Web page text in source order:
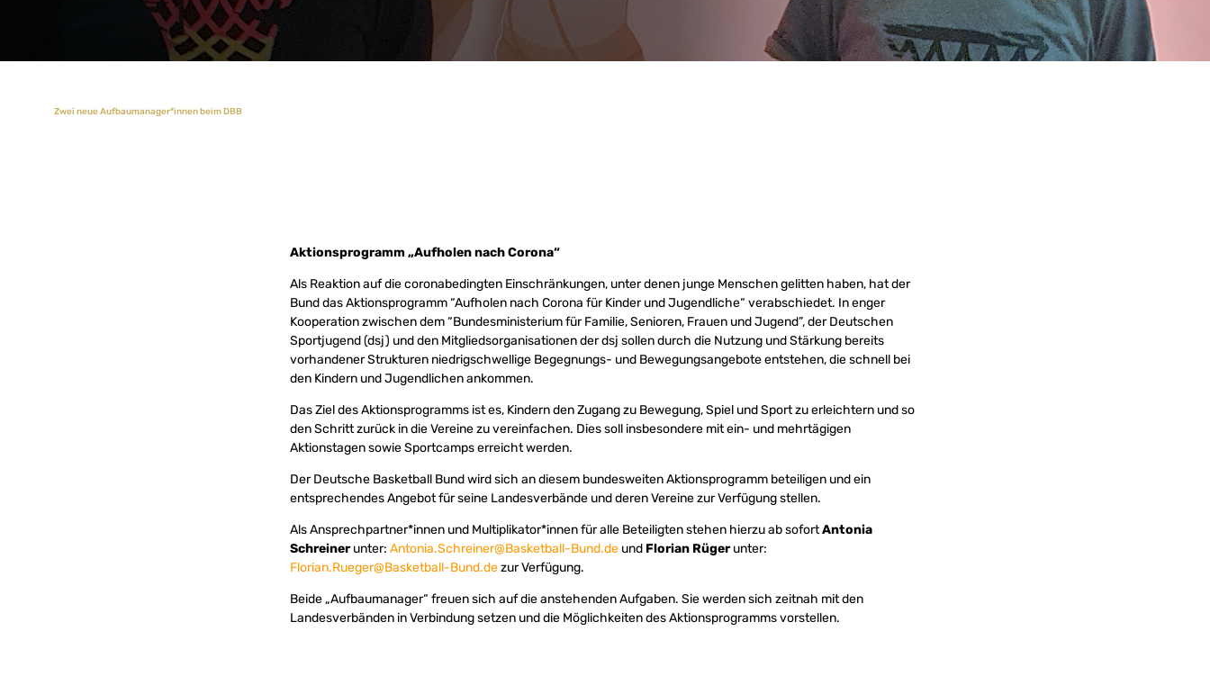
Zwei neue Aufbaumanager*innen beim DBB
Aktionsprogramm „Aufholen nach Corona“
Als Reaktion auf die coronabedingten Einschränkungen, unter denen junge Menschen gelitten haben, hat der
Bund das Aktionsprogramm “Aufholen nach Corona für Kinder und Jugendliche“ verabschiedet. In enger
Kooperation zwischen dem “Bundesministerium für Familie, Senioren, Frauen und Jugend”, der Deutschen
Sportjugend (dsj) und den Mitgliedsorganisationen der dsj sollen durch die Nutzung und Stärkung bereits
vorhandener Strukturen niedrigschwellige Begegnungs- und Bewegungsangebote entstehen, die schnell bei
den Kindern und Jugendlichen ankommen.
Das Ziel des Aktionsprogramms ist es, Kindern den Zugang zu Bewegung, Spiel und Sport zu erleichtern und so
den Schritt zurück in die Vereine zu vereinfachen. Dies soll insbesondere mit ein- und mehrtägigen
Aktionstagen sowie Sportcamps erreicht werden.
Der Deutsche Basketball Bund wird sich an diesem bundesweiten Aktionsprogramm beteiligen und ein
entsprechendes Angebot für seine Landesverbände und deren Vereine zur Verfügung stellen.
Als Ansprechpartner*innen und Multiplikator*innen für alle Beteiligten stehen hierzu ab sofortAntonia
Schreinerunter: Antonia.Schreiner@Basketball-Bund.de und Florian Rügerunter:
Florian.Rueger@Basketball-Bund.dezur Verfügung.
Beide „Aufbaumanager“ freuen sich auf die anstehenden Aufgaben. Sie werden sich zeitnah mit den
Landesverbänden in Verbindung setzen und die Möglichkeiten des Aktionsprogramms vorstellen.